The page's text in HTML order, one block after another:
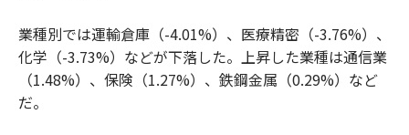
業種別では運輸倉庫（-4.01%）、医療精密（-3.76%）、
化学（-3.73%）などが下落した。上昇した業種は通信業
（1.48%）、保険（1.27%）、鉄鋼金属（0.29%）など
だ。